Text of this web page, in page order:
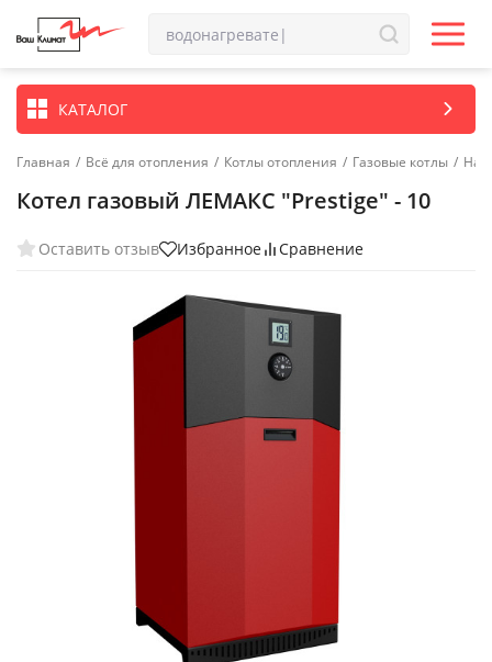
КАТАЛОГ
Главная / Всё для отопления / Котлы отопления / Газовые котлы /
Котел газовый ЛЕМАКС "Prestige" - 10
Оставить отзыв Избранное Сравнение